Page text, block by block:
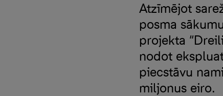
Atzīmējot
posma
projekta
nodot
piecstāvu
miljonus eiro.